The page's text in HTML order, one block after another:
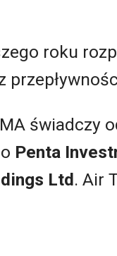
roku
świadczy
Penta
Ltd. Air